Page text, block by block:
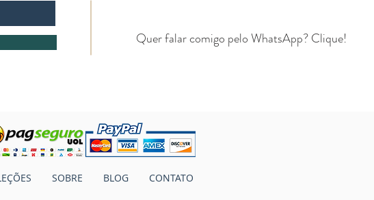
Quer falar comigo pelo WhatsApp? Clique!
SOBRE BLOG CONTATO